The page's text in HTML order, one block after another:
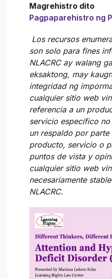
Magrehistro dito
Pagpaparehistro ng
Los recursos
son solo para fines
NLACRC ay walang
eksaktong, may
integridad ng
cualquier sitio web
referencia a un
servicio específico
un respaldo por parte
producto, servicio o
puntos de vista y
cualquier sitio web
necesariamente
NLACRC.